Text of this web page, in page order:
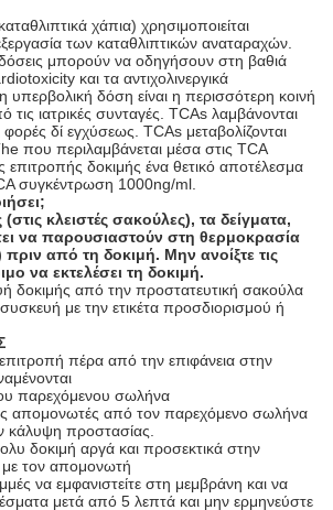
χάπια) χρησιμοποιείται
των καταθλιπτικών αναταραχών.
μπορούν να οδηγήσουν στη βαθιά
και τα αντιχολινεργικά
δόση είναι η περισσότερη κοινή
τις ιατρικές συνταγές. TCAs λαμβάνονται
δί εγχύσεως. TCAs μεταβολίζονται
που περιλαμβάνεται μέσα στις TCA
δοκιμής ένα θετικό αποτέλεσμα
συγκέντρωση 1000ng/ml.
κλειστές σακούλες), τα δείγματα,
να παρουσιαστούν στη θερμοκρασία
από τη δοκιμή. Μην ανοίξτε τις
να εκτελέσει τη δοκιμή.
δοκιμής από την προστατευτική σακούλα
με την ετικέτα προσδιορισμού ή
πέρα από την επιφάνεια στην
παρεχόμενου σωλήνα
απομονωτές από τον παρεχόμενο σωλήνα
προστασίας.
δοκιμή αργά και προσεκτικά στην
τον απομονωτή
να εμφανιστείτε στη μεμβράνη και να
μετά από 5 λεπτά και μην ερμηνεύστε